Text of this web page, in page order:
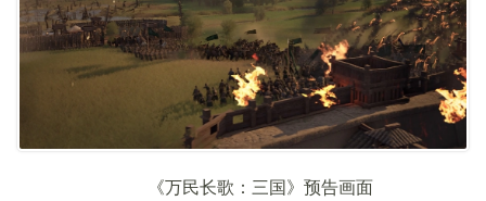
《万民长歌：三国》预告画面